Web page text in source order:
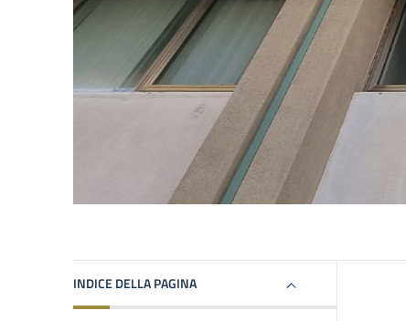
INDICE DELLA PAGINA